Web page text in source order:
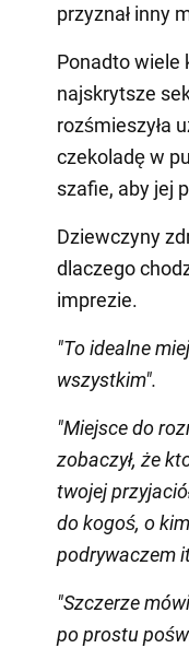
przyznał inny
Ponadto wiele
najskrytsze
rozśmieszyła
czekoladę w
szafie, aby jej
Dziewczyny
dlaczego
imprezie.
"To idealne
wszystkim".
"Miejsce do
zobaczył, że
twojej
do kogoś, o
podrywaczem
"Szczerze
po prostu